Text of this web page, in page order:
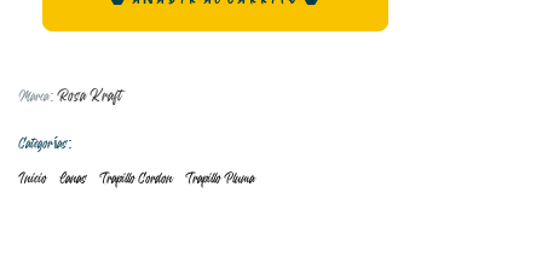
Marca: Rosa Kraft
Categorías:
Inicio Lanas Trapillo Cordon Trapillo Pluma